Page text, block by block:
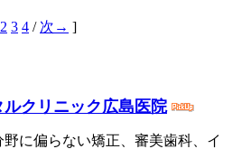
2 3 4 / 次→ ]
クリニック広島医院
野に偏らない矯正、審美歯科、イ